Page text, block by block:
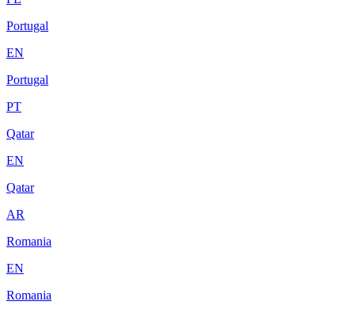
Portugal
EN
Portugal
PT
Qatar
EN
Qatar
AR
Romania
EN
Romania